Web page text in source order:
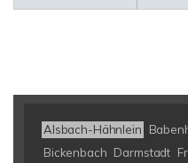
Alsbach-Hähnlein
Bickenbach Darmstadt